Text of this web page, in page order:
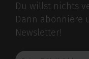
Du willst nichts
Dann abonniere
Newsletter!
Deine